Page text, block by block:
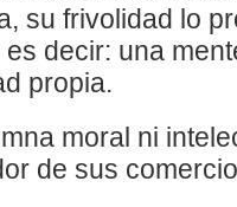
su frivolidad lo
decir: una
propia.
moral ni
de sus